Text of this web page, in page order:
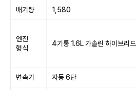
배기량 1,580
엔진
형식
4기통 1.6L 가솔린 하이브리드
변속기 자동 6단